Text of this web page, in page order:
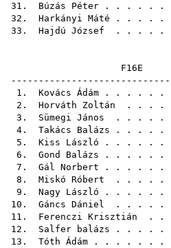
31. Búzás Péter . . . . . .
32. Harkányi Máté . . . . .
33. Hajdú József . . . . .
1. Kovács Ádám . . . . . .
2. Horváth Zoltán . . . .
3. Sümegi János . . . . .
4. Takács Balázs . . . . .
5. Kiss László . . . . . .
6. Gond Balázs . . . . . .
7. Gál Norbert . . . . . .
8. Miskó Róbert . . . . .
9. Nagy László . . . . . .
10. Gáncs Dániel . . . . .
11. Ferenczi Krisztián . .
12. Salfer balázs . . . . .
13. Tóth Ádám . . . . . .